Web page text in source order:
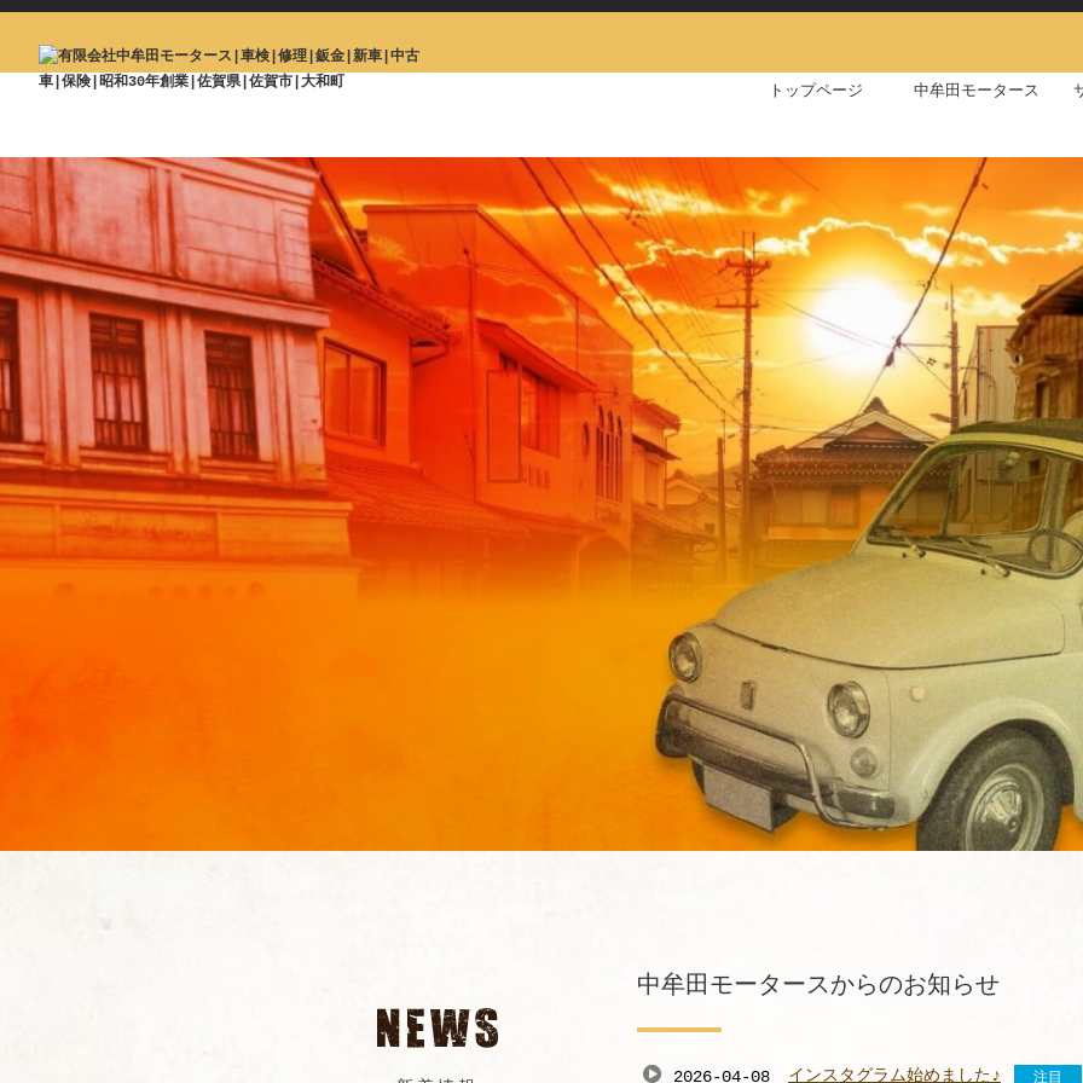
トップページ 中牟田モータースにつ
中牟田モータースからのお知らせ
2026-04-08 インスタグラム始めました♪ 注目